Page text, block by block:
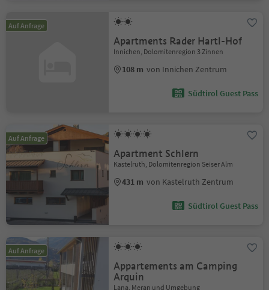
Auf Anfrage
Apartments Rader Hartl-Hof
Innichen, Dolomitenregion 3 Zinnen
108 m von Innichen Zentrum
Südtirol Guest Pass
Auf Anfrage
Apartment Schlern
Kastelruth, Dolomitenregion Seiser Alm
431 m von Kastelruth Zentrum
Südtirol Guest Pass
Auf Anfrage
Appartements am Camping
Arquin
Lana, Meran und Umgebung